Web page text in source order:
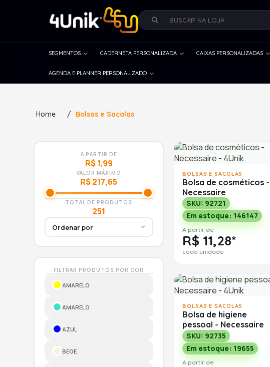
SEGMENTOS CADERNETA PERSONALIZADA CAIXAS PERSONALIZADAS
AGENDA E PLANNER PERSONALIZADO
Home / Bolsas e Sacolas
A PARTIR DE
R$ 1,99
VALOR MÁXIMO
R$ 217,65
TOTAL DE PRODUTOS
251
FILTRAR PRODUTOS POR COR
AMARELO
AMARELO
AZUL
BEGE
BOLSAS E SACOLAS
Bolsa de cosméticos -
Necessaire
SKU: 92721
Em estoque: 146147
A partir de
R$ 11,28*
cada unidade
BOLSAS E SACOLAS
Bolsa de higiene
pessoal - Necessaire
SKU: 92735
Em estoque: 19655
A partir de